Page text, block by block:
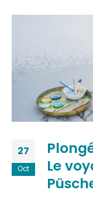
27
Oct
Le